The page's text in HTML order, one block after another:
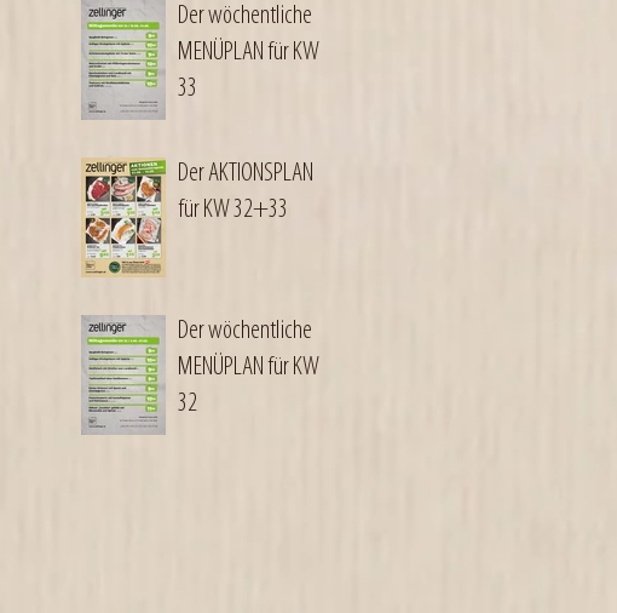
Der wöchentliche
MENÜPLAN für KW
33
Der AKTIONSPLAN
für KW 32+33
Der wöchentliche
MENÜPLAN für KW
32